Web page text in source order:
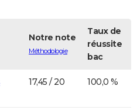
Notre note
Méthodologie
Taux de
réussite
bac
17,45 / 20 100,0 %